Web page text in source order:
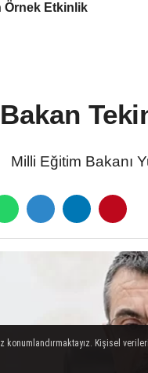
Örnek Etkinlik
Bakan
Milli Eğitim Bakanı
Kişisel